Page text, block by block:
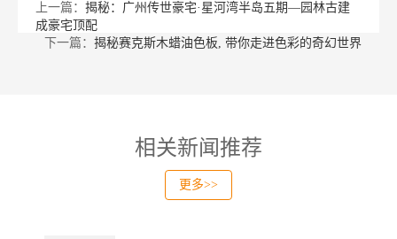
上一篇： 揭秘：广州传世豪宅·星河湾半岛五期—园林古建
成豪宅顶配
下一篇： 揭秘赛克斯木蜡油色板, 带你走进色彩的奇幻世界
相关新闻推荐
更多>>